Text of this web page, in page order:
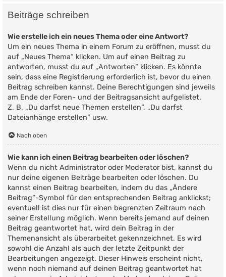
Beiträge schreiben
Wie erstelle ich ein neues Thema oder eine Antwort?
Um ein neues Thema in einem Forum zu eröffnen, musst du
auf „Neues Thema“ klicken. Um auf einen Beitrag zu
antworten, musst du auf „Antworten“ klicken. Es könnte
sein, dass eine Registrierung erforderlich ist, bevor du einen
Beitrag schreiben kannst. Deine Berechtigungen sind jeweils
am Ende der Foren- und der Beitragsansicht aufgelistet.
Z. B. „Du darfst neue Themen erstellen“, „Du darfst
Dateianhänge erstellen“ usw.
Nach oben
Wie kann ich einen Beitrag bearbeiten oder löschen?
Wenn du nicht Administrator oder Moderator bist, kannst du
nur deine eigenen Beiträge bearbeiten oder löschen. Du
kannst einen Beitrag bearbeiten, indem du das „Ändere
Beitrag“-Symbol für den entsprechenden Beitrag anklickst;
eventuell ist dies nur für einen begrenzten Zeitraum nach
seiner Erstellung möglich. Wenn bereits jemand auf deinen
Beitrag geantwortet hat, wird dein Beitrag in der
Themenansicht als überarbeitet gekennzeichnet. Es wird
sowohl die Anzahl als auch der letzte Zeitpunkt der
Bearbeitungen angezeigt. Dieser Hinweis erscheint nicht,
wenn noch niemand auf deinen Beitrag geantwortet hat